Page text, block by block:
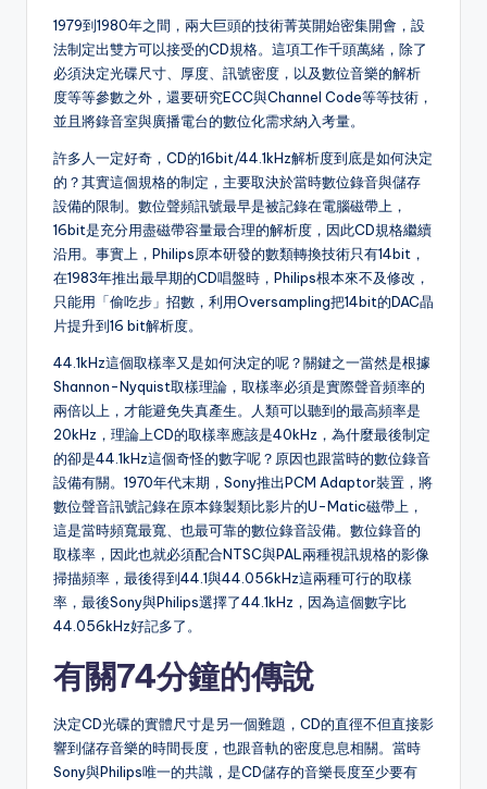
1979到1980年之間，兩大巨頭的技術菁英開始密集開會，設
法制定出雙方可以接受的CD規格。這項工作千頭萬緒，除了
必須決定光碟尺寸、厚度、訊號密度，以及數位音樂的解析
度等等參數之外，還要研究ECC與Channel Code等等技術，
並且將錄音室與廣播電台的數位化需求納入考量。
許多人一定好奇，CD的16bit/44.1kHz解析度到底是如何決定
的？其實這個規格的制定，主要取決於當時數位錄音與儲存
設備的限制。數位聲頻訊號最早是被記錄在電腦磁帶上，
16bit是充分用盡磁帶容量最合理的解析度，因此CD規格繼續
沿用。事實上，Philips原本研發的數類轉換技術只有14bit，
在1983年推出最早期的CD唱盤時，Philips根本來不及修改，
只能用「偷吃步」招數，利用Oversampling把14bit的DAC晶
片提升到16 bit解析度。
44.1kHz這個取樣率又是如何決定的呢？關鍵之一當然是根據
Shannon-Nyquist取樣理論，取樣率必須是實際聲音頻率的
兩倍以上，才能避免失真產生。人類可以聽到的最高頻率是
20kHz，理論上CD的取樣率應該是40kHz，為什麼最後制定
的卻是44.1kHz這個奇怪的數字呢？原因也跟當時的數位錄音
設備有關。1970年代末期，Sony推出PCM Adaptor裝置，將
數位聲音訊號記錄在原本錄製類比影片的U-Matic磁帶上，
這是當時頻寬最寬、也最可靠的數位錄音設備。數位錄音的
取樣率，因此也就必須配合NTSC與PAL兩種視訊規格的影像
掃描頻率，最後得到44.1與44.056kHz這兩種可行的取樣
率，最後Sony與Philips選擇了44.1kHz，因為這個數字比
44.056kHz好記多了。
有關74分鐘的傳說
決定CD光碟的實體尺寸是另一個難題，CD的直徑不但直接影
響到儲存音樂的時間長度，也跟音軌的密度息息相關。當時
Sony與Philips唯一的共識，是CD儲存的音樂長度至少要有